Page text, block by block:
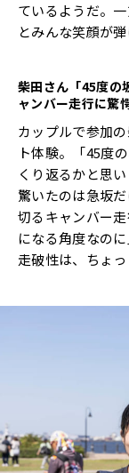
ているようだ。
とみんな笑顔が
柴田さん「45度の
ャンバー走行に驚
カップルで参加
ト体験。「45度
くり返るかと思
驚いたのは急坂
切るキャンバー
になる角度なの
走破性は、ちょ